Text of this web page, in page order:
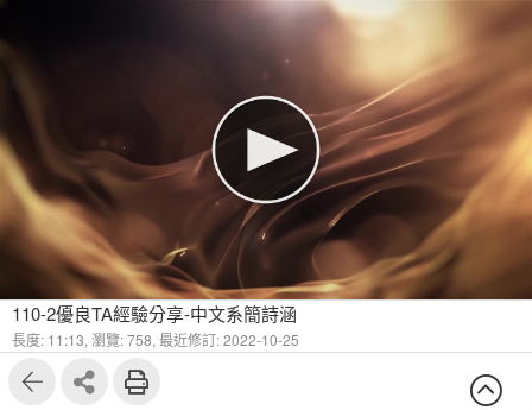
110-2優良TA經驗分享-中文系簡詩涵
長度: 11:13, 瀏覽: 758, 最近修訂: 2022-10-25